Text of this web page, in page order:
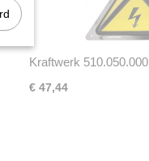
Kraftwerk 510.050.000
€ 47,44